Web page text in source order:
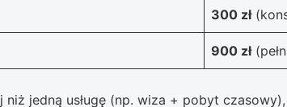
300 zł
900 zł
niż jedną usługę (np. wiza + pobyt